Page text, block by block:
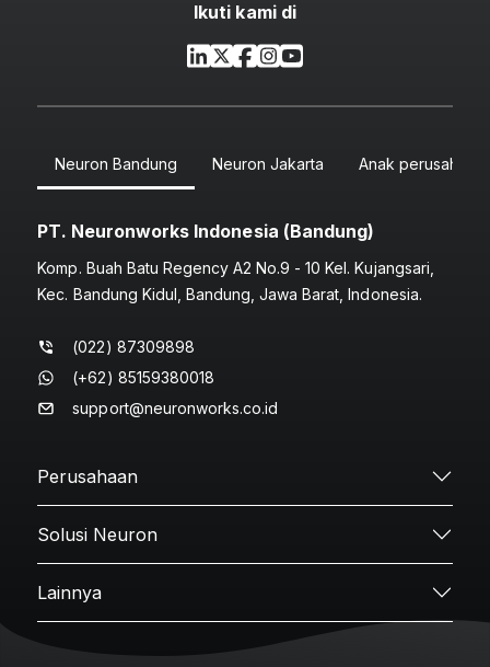
Ikuti kami di
Neuron Bandung Neuron Jakarta Anak perusahaan
PT. Neuronworks Indonesia (Bandung)
Komp. Buah Batu Regency A2 No.9 - 10 Kel. Kujangsari,
Kec. Bandung Kidul, Bandung, Jawa Barat, Indonesia.
(022) 87309898
(+62) 85159380018
support@neuronworks.co.id
Perusahaan
Solusi Neuron
Lainnya